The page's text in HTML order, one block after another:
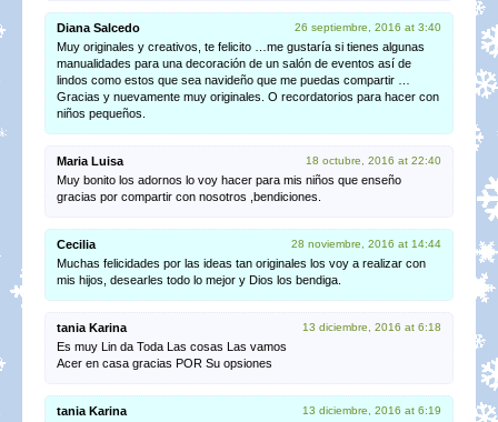
Diana Salcedo 26 septiembre, 2016 at 3:40
Muy originales y creativos, te felicito …me gustaría si tienes algunas
manualidades para una decoración de un salón de eventos así de
lindos como estos que sea navideño que me puedas compartir …
Gracias y nuevamente muy originales. O recordatorios para hacer con
niños pequeños.
Maria Luisa 18 octubre, 2016 at 22:40
Muy bonito los adornos lo voy hacer para mis niños que enseño
gracias por compartir con nosotros ,bendiciones.
Cecilia 28 noviembre, 2016 at 14:44
Muchas felicidades por las ideas tan originales los voy a realizar con
mis hijos, desearles todo lo mejor y Dios los bendiga.
tania Karina 13 diciembre, 2016 at 6:18
Es muy Lin da Toda Las cosas Las vamos
Acer en casa gracias POR Su opsiones
tania Karina 13 diciembre, 2016 at 6:19